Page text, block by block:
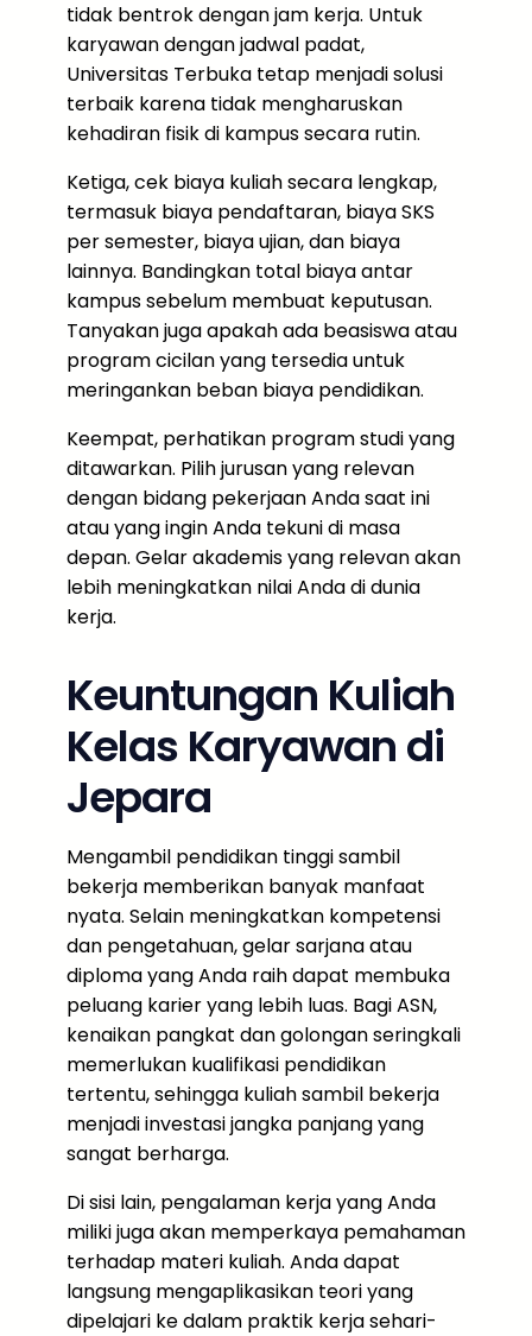
tidak bentrok dengan jam kerja. Untuk
karyawan dengan jadwal padat,
Universitas Terbuka tetap menjadi solusi
terbaik karena tidak mengharuskan
kehadiran fisik di kampus secara rutin.
Ketiga, cek biaya kuliah secara lengkap,
termasuk biaya pendaftaran, biaya SKS
per semester, biaya ujian, dan biaya
lainnya. Bandingkan total biaya antar
kampus sebelum membuat keputusan.
Tanyakan juga apakah ada beasiswa atau
program cicilan yang tersedia untuk
meringankan beban biaya pendidikan.
Keempat, perhatikan program studi yang
ditawarkan. Pilih jurusan yang relevan
dengan bidang pekerjaan Anda saat ini
atau yang ingin Anda tekuni di masa
depan. Gelar akademis yang relevan akan
lebih meningkatkan nilai Anda di dunia
kerja.
Keuntungan Kuliah
Kelas Karyawan di
Jepara
Mengambil pendidikan tinggi sambil
bekerja memberikan banyak manfaat
nyata. Selain meningkatkan kompetensi
dan pengetahuan, gelar sarjana atau
diploma yang Anda raih dapat membuka
peluang karier yang lebih luas. Bagi ASN,
kenaikan pangkat dan golongan seringkali
memerlukan kualifikasi pendidikan
tertentu, sehingga kuliah sambil bekerja
menjadi investasi jangka panjang yang
sangat berharga.
Di sisi lain, pengalaman kerja yang Anda
miliki juga akan memperkaya pemahaman
terhadap materi kuliah. Anda dapat
langsung mengaplikasikan teori yang
dipelajari ke dalam praktik kerja sehari-